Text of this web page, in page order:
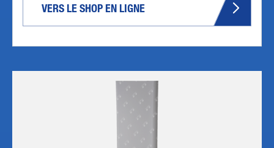
VERS LE SHOP EN LIGNE